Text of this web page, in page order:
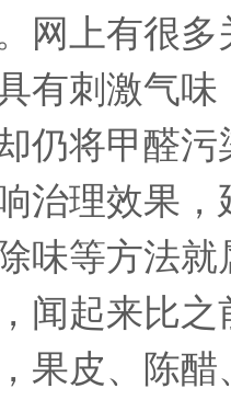
网上有很
有刺激气
仍将甲醛
治理效果
味等方法
闻起来比
果皮、陈